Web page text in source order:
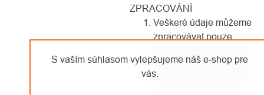
S vaším súhlasom vylepšujeme náš e-shop pre
vás.
ZPRACOVÁNÍ
Veškeré údaje můžeme
zpracovávat pouze
k tomu zákon. Ten nám
umožňuje zpracovávat